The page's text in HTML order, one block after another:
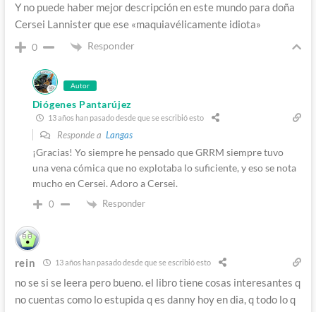
Y no puede haber mejor descripción en este mundo para doña
Cersei Lannister que ese «maquiavélicamente idiota»
0 Responder
Autor
Diógenes Pantarújez
13 años han pasado desde que se escribió esto
Responde a Langas
¡Gracias! Yo siempre he pensado que GRRM siempre tuvo
una vena cómica que no explotaba lo suficiente, y eso se nota
mucho en Cersei. Adoro a Cersei.
0 Responder
rein 13 años han pasado desde que se escribió esto
no se si se leera pero bueno. el libro tiene cosas interesantes q
no cuentas como lo estupida q es danny hoy en dia, q todo lo q